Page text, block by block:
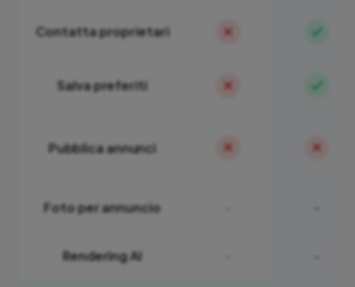
Contatta proprietari
Salva preferiti
Pubblica annunci
Foto per annuncio
Rendering AI